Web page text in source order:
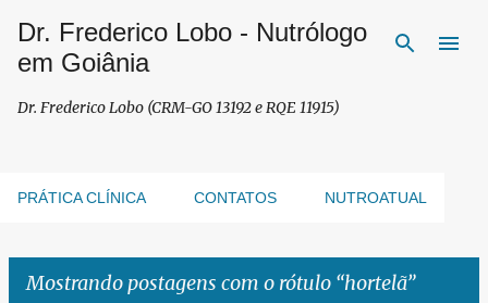
Pular para o conteúdo principal
Dr. Frederico Lobo - Nutrólogo
em Goiânia
Dr. Frederico Lobo (CRM-GO 13192 e RQE 11915)
PRÁTICA CLÍNICA CONTATOS NUTROATUAL
Mostrando postagens com o rótulo hortelã